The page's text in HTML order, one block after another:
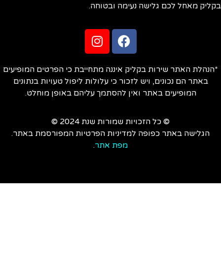
מאחל לכם גלישה נעימה ובטוחה.
האתר שירות בקליק איננה מתחייבת כי הפרטים המופיעים
באתר הם נכונים, ויש לזכור כי עלולות ליפול טעויות בנתונים
המופיעים באתר ואין להסתמך עליהם באופן מוחלט.
© כל הזכויות שמורות שנת 2024 ©
הגלישה באתר כפופה למדיניות הפרטיות המפורסמת באתר.
מפת אתר.